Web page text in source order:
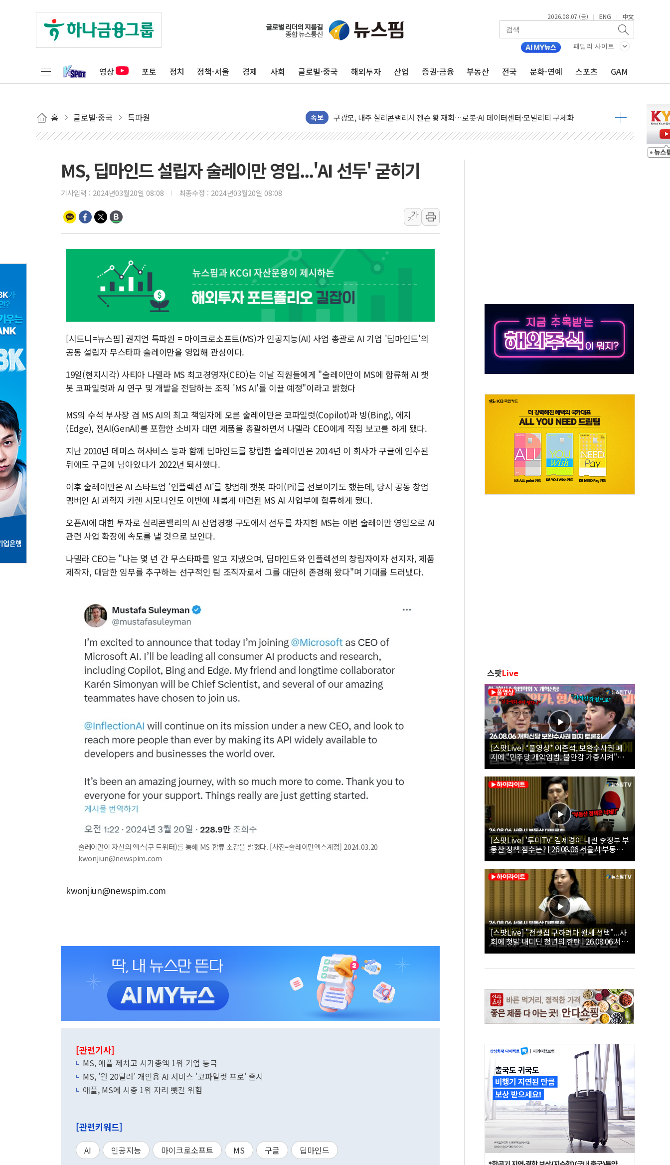
2026.08.07 (금) | ENG | 中文
패밀리 사이트
영상 포토 정치 정책·서울 경제 사회 글로벌·중국 해외투자 산업 증권·금융 부동산 전국 문화·연예 스포츠 GAM
홈 글로벌·중국 특파원 속보
유럽증시, 견조한 실적 소화하며 대부분 상승… "2분기 기업 순이익 21% 증가" 전망
구광모, 내주 실리콘밸리서 젠슨 황 재회…로봇·AI 데이터센터·모빌리티 구체화
뉴욕증시 개장 전 특징주...모더나·아이온큐·도어대시↑ VS 샌디스크·피그마·앱러빈↓
뉴욕증시 프리뷰, 미 주가선물 AI주 차익실현 속 혼조세...웨스턴디지털·샌디스크↓
청와대, 북한 단거리 탄도미사일 발사에 긴급 안보 점검회의
[인도증시] 중동 긴장 완화에 실적 호조까지, 상승...호실적 보고 기업 상승세 뚜렷
러, 1인칭시점 드론으로 우크라 민간인 '사파리' 공격… 시민들 공포감 극대화 전략
[베트남 증시] 지수 하락 속 'DGC' 임시 주총 기대감에 홀로 상한가…마진 잔액은 사상 최고
'월가의 황제' 다이먼 "금융시장 레버리지 위험수위…숨은 차입이 더 큰 변수"
양주 섬유염색공장서 화재 1명 중상…대응 1단계 진압 중
김정관 산업부 장관 "주 52시간 손봐야, 경쟁상대 中과 비교해야"
해군 1함대 창설 80주년…지역과 함께하는 '선봉'의 대민 봉사
[3보] 북, 원산서 동해로 단거리 탄도미사일 1발 발사… 올해 10번째·42일 만 도발
우크라 드론 전술, 중남미 콜롬비아에 새 안보 위기… 반군·마약카르텔이 습득해 전투 활용
동해해경, 독도 해상서 부유물 감긴 어선 구조
주한미군 "오산기지 누출, 백린 아닌 무해한 표면 부식 물질"
구미 폐염산처리업체서 불 2시간30여분만에 진화...외국인 노동자 숨져
MS, 딥마인드 설립자 술레이만 영입...'AI 선두' 굳히기
기사입력 : 2024년03월20일 08:08 최종수정 : 2024년03월20일 08:08
가
가
[시드니=뉴스핌] 권지언 특파원 = 마이크로소프트(MS)가 인공지능(AI) 사업 총괄로 AI 기업 '딥마인드'의
공동 설립자 무스타파 술레이만을 영입해 관심이다.
19일(현지시각) 사티아 나델라 MS 최고경영자(CEO)는 이날 직원들에게 "술레이만이 MS에 합류해 AI 챗
봇 코파일럿과 AI 연구 및 개발을 전담하는 조직 'MS AI'를 이끌 예정"이라고 밝혔다
MS의 수석 부사장 겸 MS AI의 최고 책임자에 오른 술레이만은 코파일럿(Copilot)과 빙(Bing), 에지
(Edge), 젠AI(GenAI)를 포함한 소비자 대면 제품을 총괄하면서 나델라 CEO에게 직접 보고를 하게 됐다.
지난 2010년 데미스 허사비스 등과 함께 딥마인드를 창립한 술레이만은 2014년 이 회사가 구글에 인수된
뒤에도 구글에 남아있다가 2022년 퇴사했다.
이후 술레이만은 AI 스타트업 '인플렉션 AI'를 창업해 챗봇 파이(Pi)를 선보이기도 했는데, 당시 공동 창업
멤버인 AI 과학자 카렌 시모니언도 이번에 새롭게 마련된 MS AI 사업부에 합류하게 됐다.
오픈AI에 대한 투자로 실리콘밸리의 AI 산업경쟁 구도에서 선두를 차지한 MS는 이번 술레이만 영입으로 AI
관련 사업 확장에 속도를 낼 것으로 보인다.
나델라 CEO는 "나는 몇 년 간 무스타파를 알고 지냈으며, 딥마인드와 인플렉션의 창립자이자 선지자, 제품
제작자, 대담한 임무를 추구하는 선구적인 팀 조직자로서 그를 대단히 존경해 왔다"며 기대를 드러냈다.
술레이만이 자신의 엑스(구 트위터)를 통해 MS 합류 소감을 밝혔다. [사진=술레이만엑스계정] 2024.03.20
kwonjiun@newspim.com
kwonjiun@newspim.com
[관련기사]
MS, 애플 제치고 시가총액 1위 기업 등극
MS, '월 20달러' 개인용 AI 서비스 '코파일럿 프로' 출시
애플, MS에 시총 1위 자리 뺏길 위험
[관련키워드]
AI 인공지능 마이크로소프트 MS 구글 딥마인드
스팟Live
[스팟Live] *풀영상* 이준석, 보완수사권 폐
지에 "민주당 개악입법, 불안감 가중시켜"｜
26.08.06 개혁신당 보완수사권 폐지 토론회
[스팟Live] '투미TV' 김제경이 내린 李정부 부
동산 정책 점수는? | 26.08.06 서울시 부동산
대토론회
[스팟Live] "전셋집 구하려다 월세 선택"...사
회에 첫발 내디딘 청년의 한탄 | 26.08.06 서울
시 부동산 대토론회